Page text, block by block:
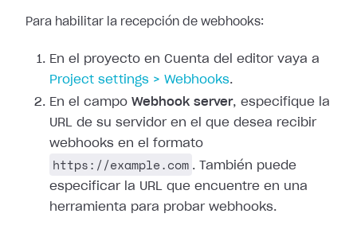
Para habilitar la recepción de webhooks:
En el proyecto en Cuenta del editor vaya a
Project settings > Webhooks.
En el campo Webhook server, especifique la
URL de su servidor en el que desea recibir
webhooks en el formato
https://example.com . También puede
especificar la URL que encuentre en una
herramienta para probar webhooks.